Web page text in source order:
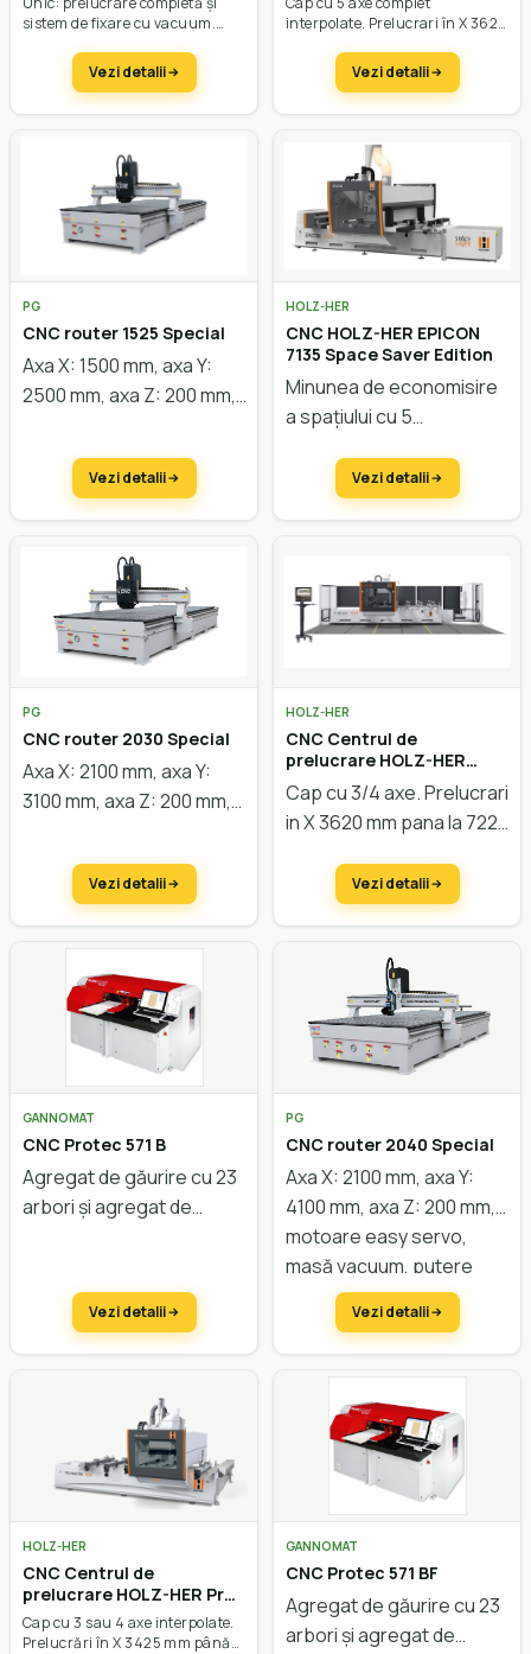
sistem de fixare cu vacuum.
Prelucrări în X: 200 – 2500 mm.
Vezi detalii
interpolate. Prelucrari în X 3620
până la 1500 mm, în Z până la
565 mm. Viteza vectorială de 131
Vezi detalii
PG
CNC router 1525 Special
Axa X: 1500 mm, axa Y:
2500 mm, axa Z: 200 mm,
masă vacuum, putere
motor 6 kW. Configurare
la cerere
Vezi detalii
HOLZ-HER
CNC HOLZ-HER EPICON
7135 Space Saver Edition
Minunea de economisire
a spațiului cu 5
de numai 6600 mm
Vezi detalii
PG
CNC router 2030 Special
Axa X: 2100 mm, axa Y:
3100 mm, axa Z: 200 mm,
masă vacuum, putere
motor 9 kW. Configurare
la cerere
Vezi detalii
HOLZ-HER
CNC Centrul de
prelucrare HOLZ-HER
EPICON 7030
Cap cu 3/4 axe. Prelucrari
in X 3620 mm pana la 7220
in Z pana la 325 mm.
Viteza vectoriala de 106
Vezi detalii
GANNOMAT
CNC Protec 571 B
Agregat de găurire cu 23
arbori și agregat de
1300 mm.
Vezi detalii
PG
CNC router 2040 Special
Axa X: 2100 mm, axa Y:
4100 mm, axa Z: 200 mm,
motoare easy servo,
masă vacuum, putere
motor 9 kW. Configurare
la cerere.
Vezi detalii
HOLZ-HER
CNC Centrul de
prelucrare HOLZ-HER Pro
Master 7018
Cap cu 3 sau 4 axe interpolate.
Prelucrări în X 3425 mm până
GANNOMAT
CNC Protec 571 BF
Agregat de găurire cu 23
arbori și agregat de